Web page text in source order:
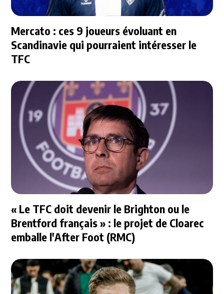
Mercato : ces 9 joueurs évoluant en
Scandinavie qui pourraient intéresser le
TFC
« Le TFC doit devenir le Brighton ou le
Brentford français » : le projet de Cloarec
emballe l'After Foot (RMC)